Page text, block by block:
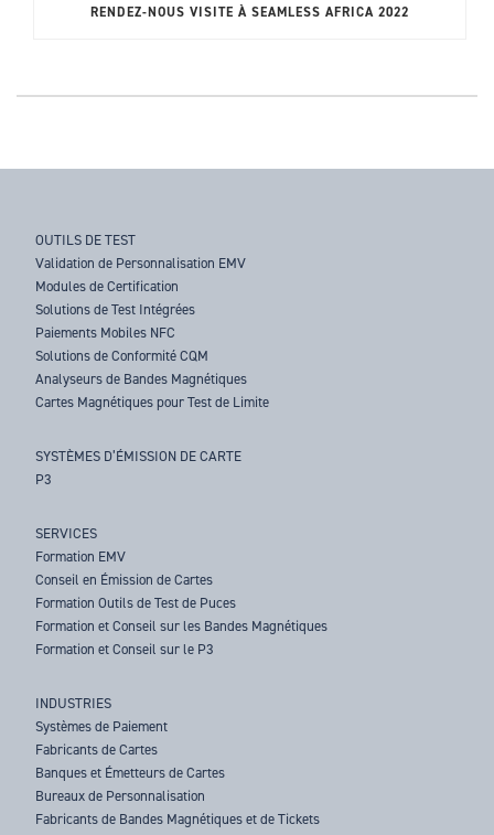
RENDEZ-NOUS VISITE À SEAMLESS AFRICA 2022
OUTILS DE TEST
Validation de Personnalisation EMV
Modules de Certification
Solutions de Test Intégrées
Paiements Mobiles NFC
Solutions de Conformité CQM
Analyseurs de Bandes Magnétiques
Cartes Magnétiques pour Test de Limite
SYSTÈMES D’ÉMISSION DE CARTE
P3
SERVICES
Formation EMV
Conseil en Émission de Cartes
Formation Outils de Test de Puces
Formation et Conseil sur les Bandes Magnétiques
Formation et Conseil sur le P3
INDUSTRIES
Systèmes de Paiement
Fabricants de Cartes
Banques et Émetteurs de Cartes
Bureaux de Personnalisation
Fabricants de Bandes Magnétiques et de Tickets